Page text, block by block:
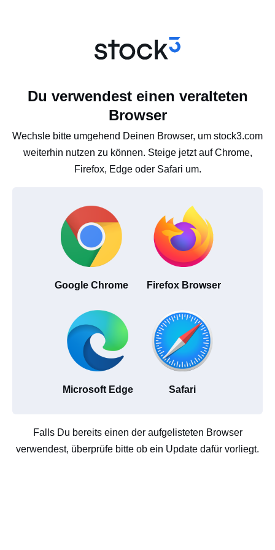
Du verwendest einen veralteten
Browser
Wechsle bitte umgehend Deinen Browser, um stock3.com
weiterhin nutzen zu können. Steige jetzt auf Chrome,
Firefox, Edge oder Safari um.
Google Chrome Firefox Browser
Microsoft Edge Safari
Falls Du bereits einen der aufgelisteten Browser
verwendest, überprüfe bitte ob ein Update dafür vorliegt.